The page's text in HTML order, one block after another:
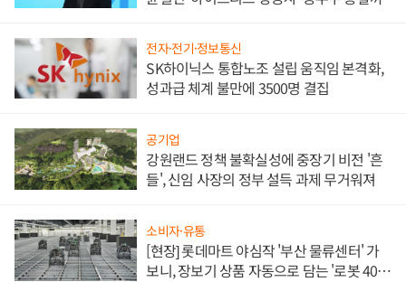
전자·전기·정보통신
SK하이닉스 통합노조 설립 움직임 본격화,
성과급 체계 불만에 3500명 결집
공기업
강원랜드 정책 불확실성에 중장기 비전 '흔
들', 신임 사장의 정부 설득 과제 무거워져
소비자·유통
[현장] 롯데마트 야심작 '부산 물류센터' 가
보니, 장보기 상품 자동으로 담는 '로봇 400